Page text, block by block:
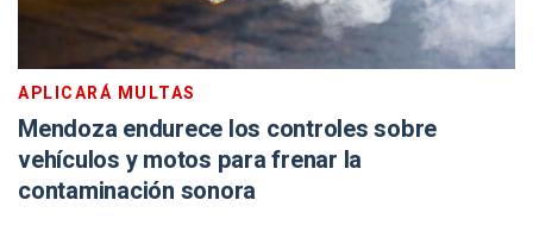
APLICARÁ MULTAS
Mendoza endurece los controles sobre
vehículos y motos para frenar la
contaminación sonora